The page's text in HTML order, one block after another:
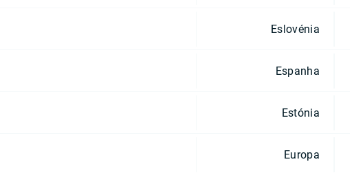
Eslovénia
Espanha
Estónia
Europa